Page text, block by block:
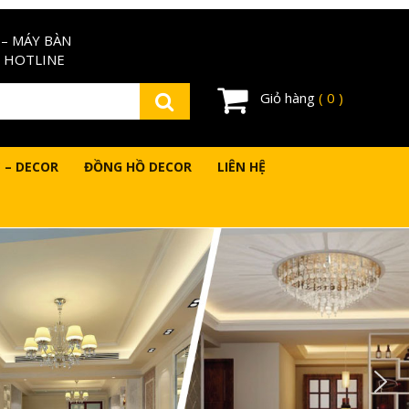
– MÁY BÀN
HOTLINE
Giỏ hàng ( 0 )
DECOR ĐỒNG HỒ DECOR LIÊN HỆ